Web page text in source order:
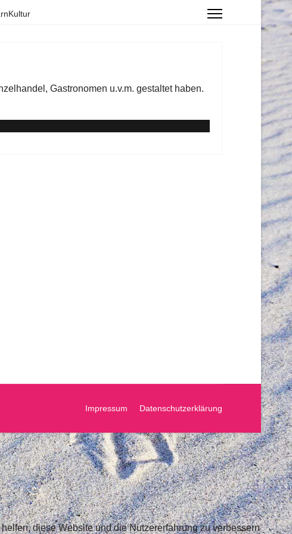
Gastronomen u.v.m. gestaltet haben.
Impressum Datenschutzerklärung
diese Website und die Nutzererfahrung zu verbessern